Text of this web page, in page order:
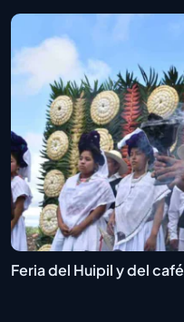
Feria del Huipil y del